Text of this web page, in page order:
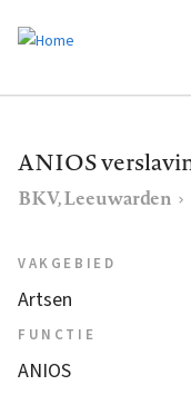
de
gaan
ANIOS
BKV, Leeuwarden
VAKGEBIED
Artsen
FUNCTIE
ANIOS